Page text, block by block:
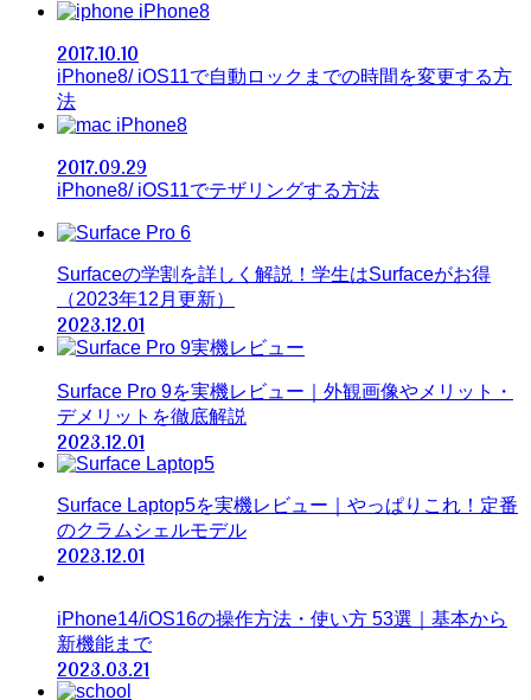
iPhone8
2017.10.10
iPhone8/ iOS11で自動ロックまでの時間を変更する方
法
iPhone8
2017.09.29
iPhone8/ iOS11でテザリングする方法
Surfaceの学割を詳しく解説！学生はSurfaceがお得
（2023年12月更新）
2023.12.01
Surface Pro 9を実機レビュー｜外観画像やメリット・
デメリットを徹底解説
2023.12.01
Surface Laptop5を実機レビュー｜やっぱりこれ！定番
のクラムシェルモデル
2023.12.01
iPhone14/iOS16の操作方法・使い方 53選｜基本から
新機能まで
2023.03.21